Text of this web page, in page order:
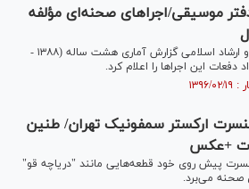
موسیقی/اجراهای صحنه‌ای مؤلفه
دفتر موسیقی وزارت فرهنگ و ارشاد اسلامی گزارش آماری هشت ساله (۱۳۸۸ -
ارکستر سمفونیک تهران/ طنین
+عکس
پیش روی خود قطعه‌هایی مانند "دریاچه قو"
صحنه می‌برد.